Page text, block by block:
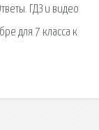
ГДЗ и видео
для 7 класса к